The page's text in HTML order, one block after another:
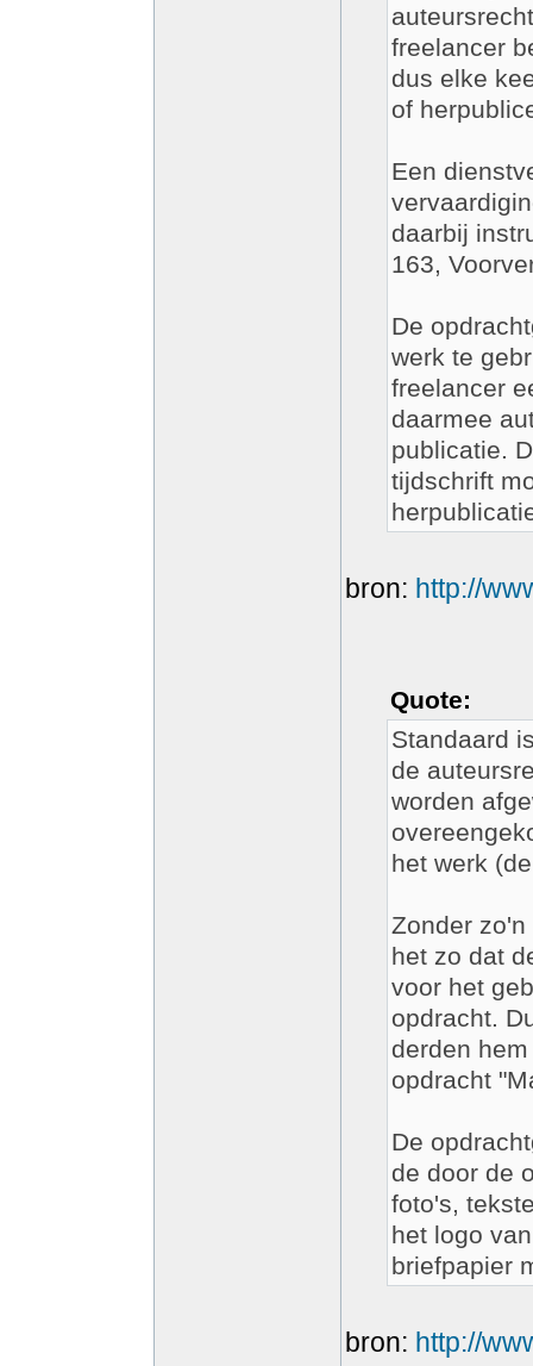
freelancer
dus elke
of
Een
daarbij
163,
De
werk te
freelancer
daarmee
publicatie.
tijdschrift
bron: http://
Quote:
Standaard
de
worden
het werk
Zonder
het zo dat
voor het
opdracht.
derden
opdracht
De
de door de
foto's,
het logo
briefpapier
bron: http://